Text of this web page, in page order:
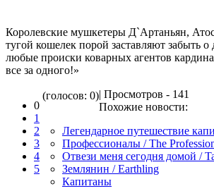
Королевские мушкетеры Д`Артаньян,
тугой кошелек порой заставляют забыть
любые происки коварных агентов
все за одного!»
0
1
2
3
4
5
(голосов: 0)| Просмотров - 141
Похожие новости:
Легендарное путешествие
Профессионалы / The
Отвези меня сегодня домой /
Землянин / Earthling
Капитаны